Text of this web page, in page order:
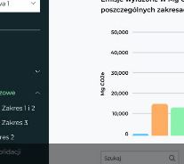
PRODUCTS
COMPANY
CERTIFICATES